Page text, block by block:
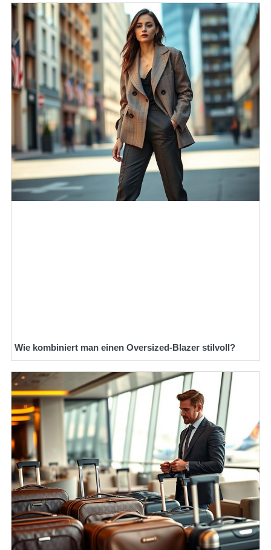
Wie kombiniert man einen Oversized-Blazer stilvoll?